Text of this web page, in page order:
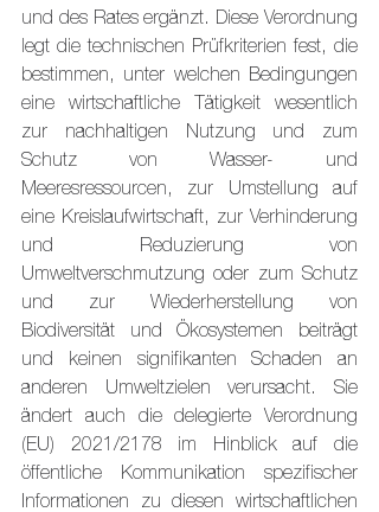
und des Rates ergänzt. Diese Verordnung
legt die technischen Prüfkriterien fest, die
bestimmen, unter welchen Bedingungen
eine wirtschaftliche Tätigkeit wesentlich
zur nachhaltigen Nutzung und zum
Schutz von Wasser- und
Meeresressourcen, zur Umstellung auf
eine Kreislaufwirtschaft, zur Verhinderung
und Reduzierung von
Umweltverschmutzung oder zum Schutz
und zur Wiederherstellung von
Biodiversität und Ökosystemen beiträgt
und keinen signifikanten Schaden an
anderen Umweltzielen verursacht. Sie
ändert auch die delegierte Verordnung
(EU) 2021/2178 im Hinblick auf die
öffentliche Kommunikation spezifischer
Informationen zu diesen wirtschaftlichen